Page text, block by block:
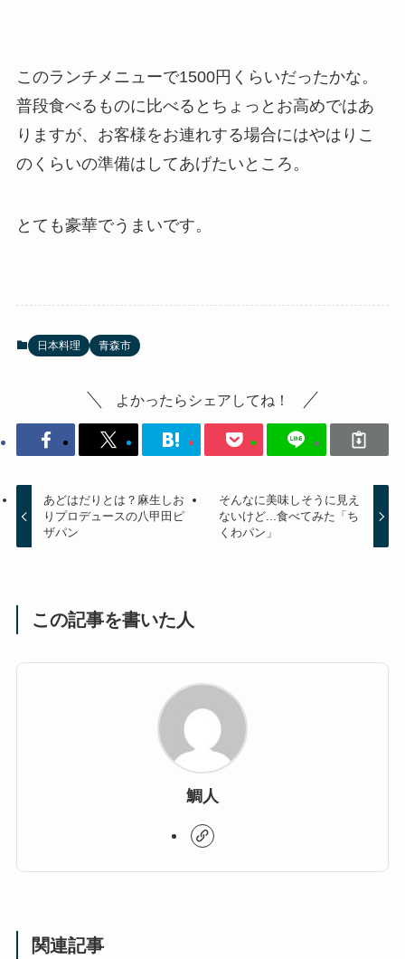
このランチメニューで1500円くらいだったかな。
普段食べるものに比べるとちょっとお高めではあ
りますが、お客様をお連れする場合にはやはりこ
のくらいの準備はしてあげたいところ。
とても豪華でうまいです。
日本料理 青森市
よかったらシェアしてね！
あどはだりとは？麻生しお
りプロデュースの八甲田ピ
ザパン
そんなに美味しそうに見え
ないけど...食べてみた「ち
くわパン」
この記事を書いた人
鯛人
関連記事